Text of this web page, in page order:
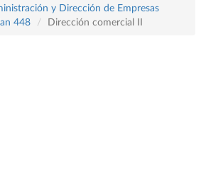
y Dirección de Empresas
448
Dirección comercial II